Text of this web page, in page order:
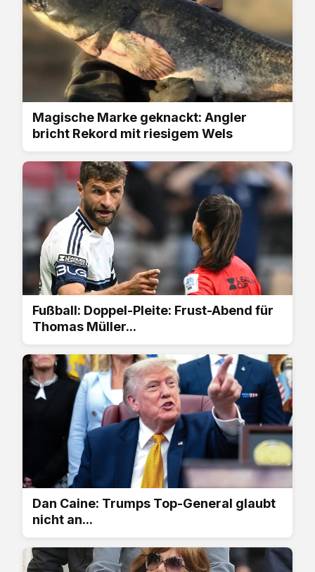
Magische Marke geknackt: Angler
bricht Rekord mit riesigem Wels
Fußball: Doppel-Pleite: Frust-Abend für
Thomas Müller...
Dan Caine: Trumps Top-General glaubt
nicht an...